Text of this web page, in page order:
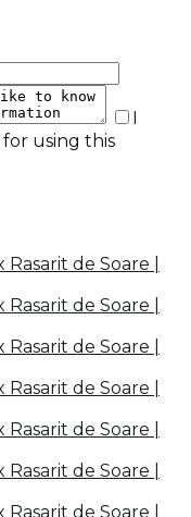
I
for using this